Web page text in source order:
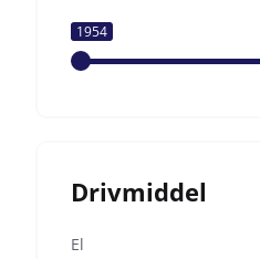
1954
Drivmiddel
El